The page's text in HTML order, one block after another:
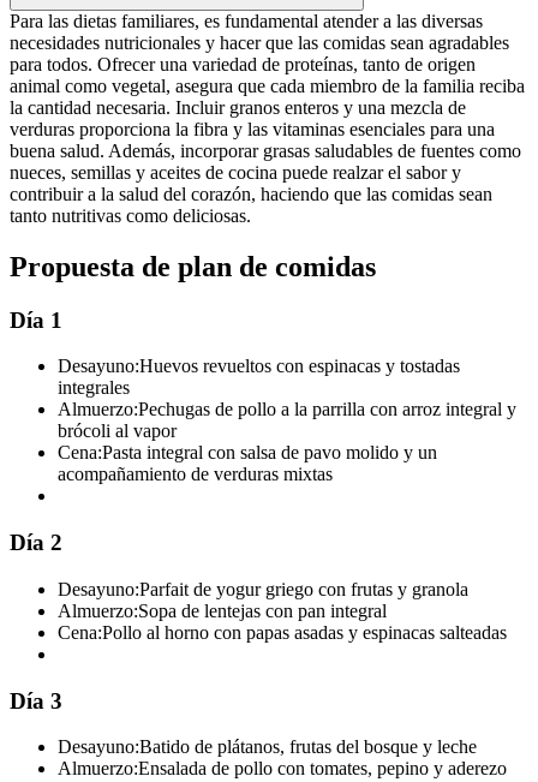
Para las dietas familiares, es fundamental atender a las diversas
necesidades nutricionales y hacer que las comidas sean agradables
para todos. Ofrecer una variedad de proteínas, tanto de origen
animal como vegetal, asegura que cada miembro de la familia reciba
la cantidad necesaria. Incluir granos enteros y una mezcla de
verduras proporciona la fibra y las vitaminas esenciales para una
buena salud. Además, incorporar grasas saludables de fuentes como
nueces, semillas y aceites de cocina puede realzar el sabor y
contribuir a la salud del corazón, haciendo que las comidas sean
tanto nutritivas como deliciosas.
Propuesta de plan de comidas
Día 1
Desayuno:Huevos revueltos con espinacas y tostadas
integrales
Almuerzo:Pechugas de pollo a la parrilla con arroz integral y
brócoli al vapor
Cena:Pasta integral con salsa de pavo molido y un
acompañamiento de verduras mixtas
Día 2
Desayuno:Parfait de yogur griego con frutas y granola
Almuerzo:Sopa de lentejas con pan integral
Cena:Pollo al horno con papas asadas y espinacas salteadas
Día 3
Desayuno:Batido de plátanos, frutas del bosque y leche
Almuerzo:Ensalada de pollo con tomates, pepino y aderezo